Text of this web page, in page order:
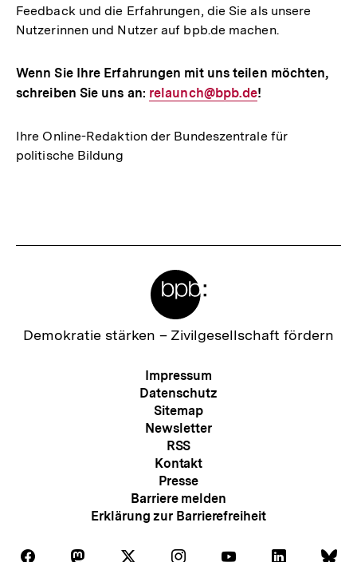
Feedback und die Erfahrungen, die Sie als unsere
Nutzerinnen und Nutzer auf bpb.de machen.
Wenn Sie Ihre Erfahrungen mit uns teilen möchten,
schreiben Sie uns an: E-
Link:
relaunch@bpb.de!
Ihre Online-Redaktion der Bundeszentrale für
politische Bildung
Zur
Demokratie stärken – Zivilgesellschaft fördern
Meta-
Navigation
Impressum
Datenschutz
Sitemap
Newsletter
RSS
Kontakt
Presse
Barriere melden
Erklärung zur Barrierefreiheit
Auf Auf